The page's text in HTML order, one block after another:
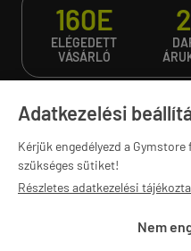
Adatkezelési
Kérjük engedélyezd a
szükséges sütiket!
Részletes adatkezelési
Nem
160E
ELÉGEDETT
VÁSÁRLÓ
Gymstore PRO
Ajánlatkérés
Sportegyesületeknek